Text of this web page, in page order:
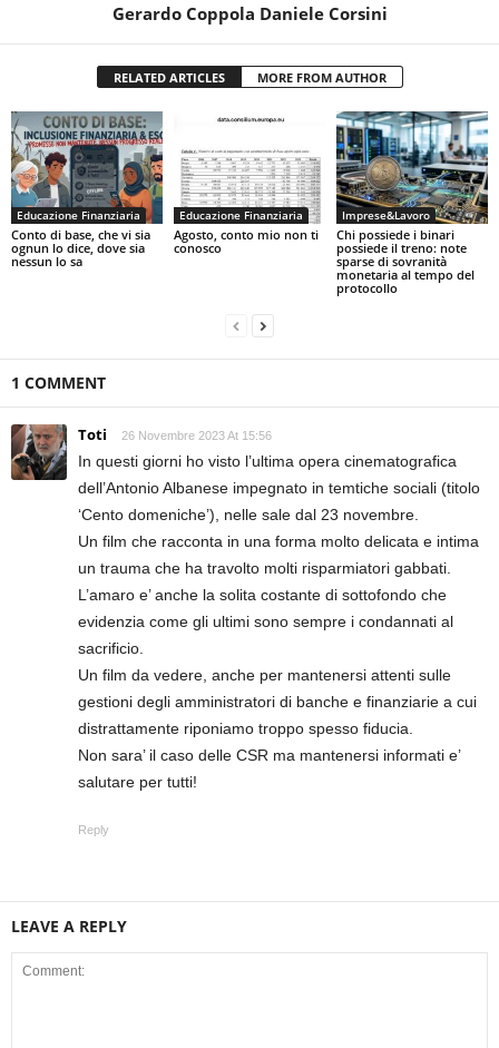
Gerardo Coppola Daniele Corsini
RELATED ARTICLES MORE FROM AUTHOR
Educazione Finanziaria
Conto di base, che vi sia
ognun lo dice, dove sia
nessun lo sa
Educazione Finanziaria
Agosto, conto mio non ti
conosco
Imprese&Lavoro
Chi possiede i binari
possiede il treno: note
sparse di sovranità
monetaria al tempo del
protocollo
1 COMMENT
Toti 26 Novembre 2023 At 15:56
In questi giorni ho visto l’ultima opera cinematografica
dell’Antonio Albanese impegnato in temtiche sociali (titolo
‘Cento domeniche’), nelle sale dal 23 novembre.
Un film che racconta in una forma molto delicata e intima
un trauma che ha travolto molti risparmiatori gabbati.
L’amaro e’ anche la solita costante di sottofondo che
evidenzia come gli ultimi sono sempre i condannati al
sacrificio.
Un film da vedere, anche per mantenersi attenti sulle
gestioni degli amministratori di banche e finanziarie a cui
distrattamente riponiamo troppo spesso fiducia.
Non sara’ il caso delle CSR ma mantenersi informati e’
salutare per tutti!
Reply
LEAVE A REPLY